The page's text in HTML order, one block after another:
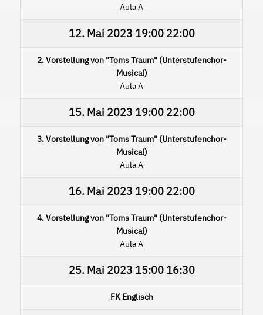
Aula A
12. Mai 2023 19:00 22:00
2. Vorstellung von "Toms Traum" (Unterstufenchor-
Musical)
Aula A
15. Mai 2023 19:00 22:00
3. Vorstellung von "Toms Traum" (Unterstufenchor-
Musical)
Aula A
16. Mai 2023 19:00 22:00
4. Vorstellung von "Toms Traum" (Unterstufenchor-
Musical)
Aula A
25. Mai 2023 15:00 16:30
FK Englisch